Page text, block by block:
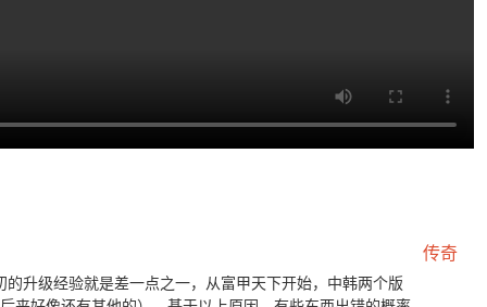
传奇
升级经验就是差一点之一，从富甲天下开始，中韩两个版